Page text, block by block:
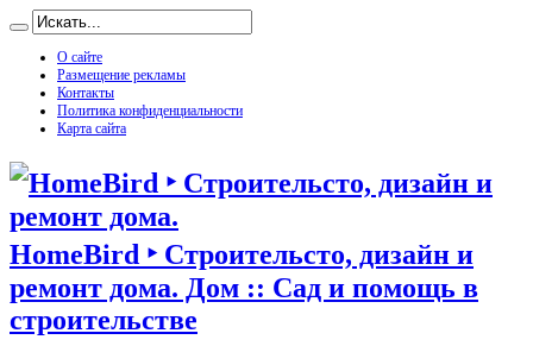
О сайте
Размещение рекламы
Контакты
Политика конфиденциальности
Карта сайта
HomeBird ‣ Строительсто, дизайн и
ремонт дома. Дом :: Сад и помощь в
строительстве